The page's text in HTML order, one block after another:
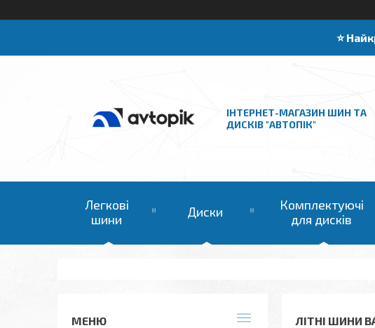
⭐️
ІНТЕРНЕТ-МАГАЗИН ШИН ТА
ДИСКІВ "АВТОПІК"
Легкові
шини
Диски
Комплектуючі
для дисків
ЛІТНІ ШИНИ